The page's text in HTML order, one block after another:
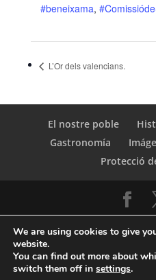
#beneixama,
L’Or dels valencians.
El nostre poble
Gastronomía
Protecció
We are using cookies to give
website.
You can find out more about
switch them off in settings.